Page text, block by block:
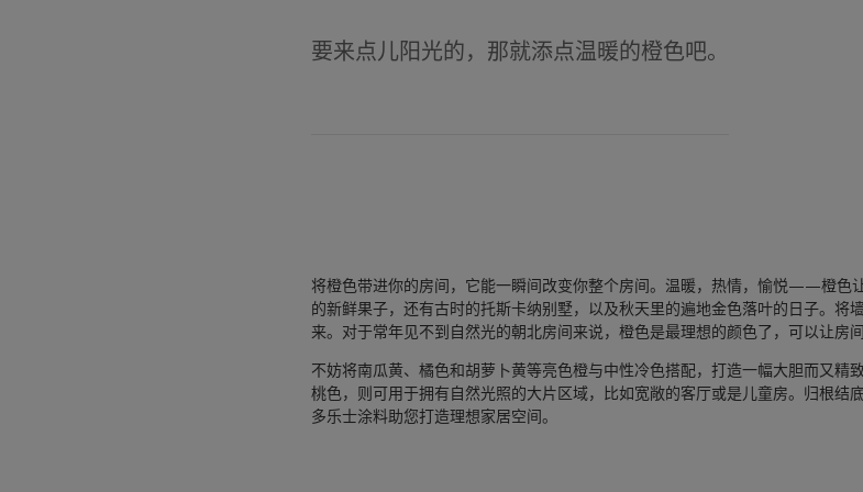
要来点儿阳光的，那就添点温暖的橙色吧。
将橙色带进你的房间，它能一瞬间改变你整个房间。温暖，热情，愉悦——橙色
的新鲜果子，还有古时的托斯卡纳别墅，以及秋天里的遍地金色落叶的日子。将
来。对于常年见不到自然光的朝北房间来说，橙色是最理想的颜色了，可以让房间
不妨将南瓜黄、橘色和胡萝卜黄等亮色橙与中性冷色搭配，打造一幅大胆而又精
桃色，则可用于拥有自然光照的大片区域，比如宽敞的客厅或是儿童房。归根结
多乐士涂料助您打造理想家居空间。